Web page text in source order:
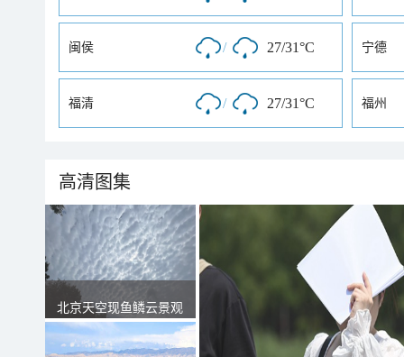
闽侯 / 27/31°C 宁德
福清 / 27/31°C 福州
高清图集
北京天空现鱼鳞云景观